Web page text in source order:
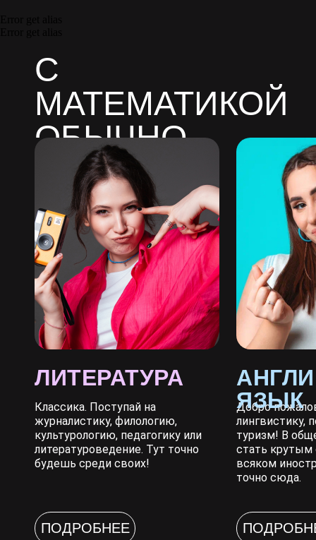
С
МАТЕМАТИКОЙ
ОБЫЧНО
СДАЮТ
ЛИТЕРАТУРА
Классика. Поступай на
журналистику, филологию,
культурологию, педагогику или
литературоведение. Тут точно
будешь среди своих!
ПОДРОБНЕЕ
Добро
лингвистику,
туризм! В
стать крутым
всяком
точно сюда.
ЯЗЫК